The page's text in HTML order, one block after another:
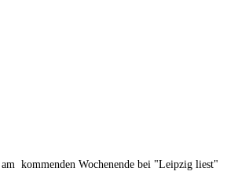
am kommenden Wochenende bei "Leipzig liest"